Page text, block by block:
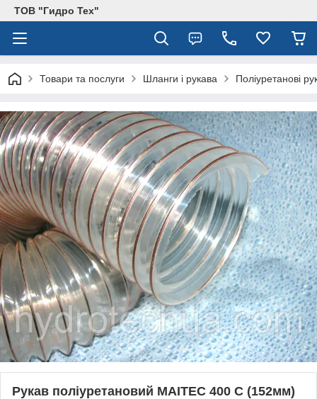
ТОВ "Гидро Тех"
Товари та послуги Шланги і рукава Поліуретанові
Рукав поліуретановий MAITEC 400 С (152мм)